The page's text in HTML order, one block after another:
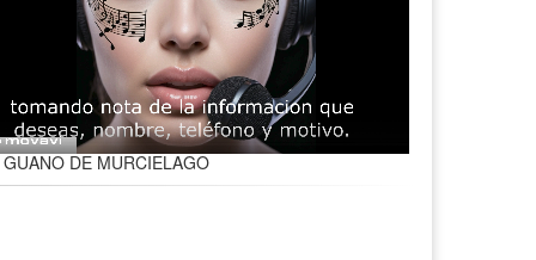
GUANO DE MURCIELAGO